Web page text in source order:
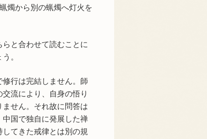
燭から別の蝋燭へ灯火を
と合わせて読むことに
。
行は完結しません。師
流により、自身の悟り
せん。それ故に問答は
国で独自に発展した禅
てきた戒律とは別の規